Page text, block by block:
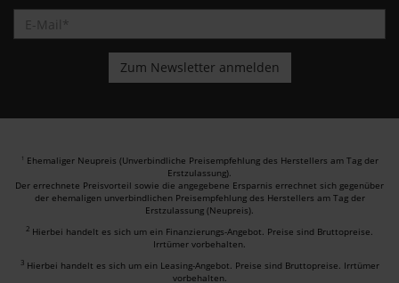
1 Ehemaliger Neupreis (Unverbindliche Preisempfehlung des Herstellers am Tag der
Erstzulassung).
Der errechnete Preisvorteil sowie die angegebene Ersparnis errechnet sich gegenüber
der ehemaligen unverbindlichen Preisempfehlung des Herstellers am Tag der
Erstzulassung (Neupreis).
2 Hierbei handelt es sich um ein Finanzierungs-Angebot. Preise sind Bruttopreise.
Irrtümer vorbehalten.
3 Hierbei handelt es sich um ein Leasing-Angebot. Preise sind Bruttopreise. Irrtümer
vorbehalten.